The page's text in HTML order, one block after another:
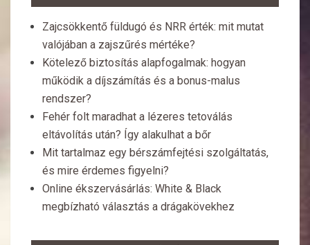
Zajcsökkentő füldugó és NRR érték: mit mutat
valójában a zajszűrés mértéke?
Kötelező biztosítás alapfogalmak: hogyan
működik a díjszámítás és a bonus-malus
rendszer?
Fehér folt maradhat a lézeres tetoválás
eltávolítás után? Így alakulhat a bőr
Mit tartalmaz egy bérszámfejtési szolgáltatás,
és mire érdemes figyelni?
Online ékszervásárlás: White & Black
megbízható választás a drágakövekhez